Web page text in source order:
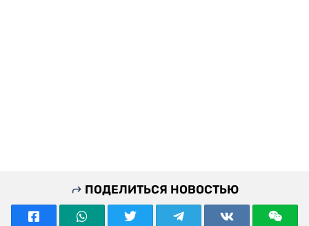
ПОДЕЛИТЬСЯ НОВОСТЬЮ